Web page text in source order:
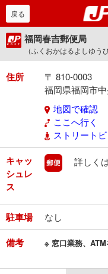
戻る
福岡春吉郵便局
（ふくおかはるよしゆう
住所
〒 810-0003
福岡県福岡市
地図で確認
ここへ行く
ストリート
キャッ
シュレ
ス
郵便
詳しく
駐車場 なし
備考 ※ 窓口業務、ATM